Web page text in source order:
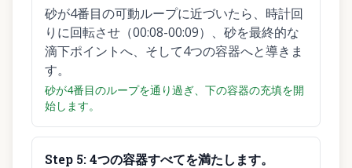
砂が4番目の可動ループに近づいたら、時計回
りに回転させ（00:08-00:09）、砂を最終的な
滴下ポイントへ、そして4つの容器へと導きま
す。
砂が4番目のループを通り過ぎ、下の容器の充填を開
始します。
Step 5:4つの容器すべてを満たします。